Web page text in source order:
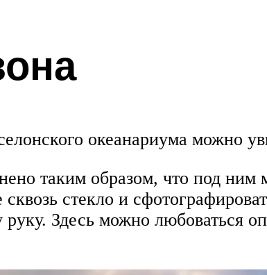
океанариума можно
таким образом, что под
стекло и
руку. Здесь можно любоваться